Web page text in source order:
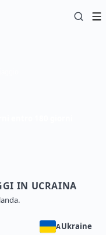
IN UCRAINA
AUkraine